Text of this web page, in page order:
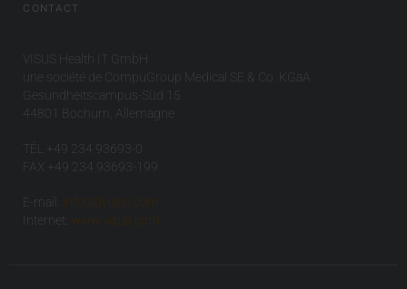
CONTACT
VISUS Health IT GmbH
une société de CompuGroup Medical SE & Co. KGaA
Gesundheitscampus-Süd 15
44801 Bochum, Allemagne
TÉL +49 234 93693-0
FAX +49 234 93693-199
E-mail:
info(at)visus.com
Internet:
www.visus.com